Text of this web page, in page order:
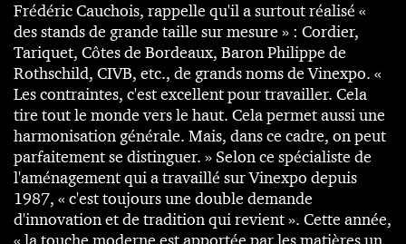
Frédéric Cauchois, rappelle qu'il a surtout réalisé «
des stands de grande taille sur mesure » : Cordier,
Tariquet, Côtes de Bordeaux, Baron Philippe de
Rothschild, CIVB, etc., de grands noms de Vinexpo. «
Les contraintes, c'est excellent pour travailler. Cela
tire tout le monde vers le haut. Cela permet aussi une
harmonisation générale. Mais, dans ce cadre, on peut
parfaitement se distinguer. » Selon ce spécialiste de
l'aménagement qui a travaillé sur Vinexpo depuis
1987, « c'est toujours une double demande
d'innovation et de tradition qui revient ». Cette année,